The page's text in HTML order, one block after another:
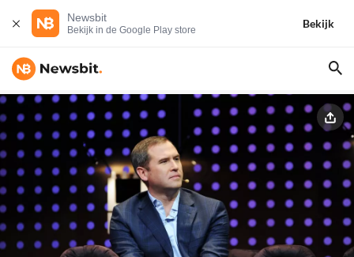
Newsbit
Bekijk in de Google Play store
Bekijk